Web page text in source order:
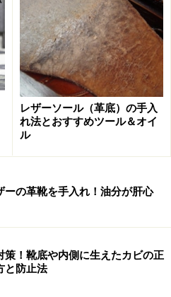
なくすると言うことは、「残
のだけで、何かを的確に表現
意味します。今までの装い
「清潔」とかさらには「信
よりも数少ないアイテムで表
れは意外と難題で、年代や業
が最適解を未だに見出せてい
なくなり、装いの重心が軽
靴も表情がシンプルなもの
合いを取る。靴に関しては、
このように考えてください！
リオンなどゴテゴテと入っ
レザーソール（革底）の手入
れ法とおすすめツール＆オイ
ル
ーの革靴を手入れ！油分が肝心
策！靴底や内側に生えたカビの正
と防止法